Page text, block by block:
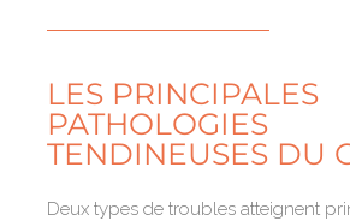
LES PRINCIPALES
PATHOLOGIES
TENDINEUSES DU
Deux types de troubles atteignent